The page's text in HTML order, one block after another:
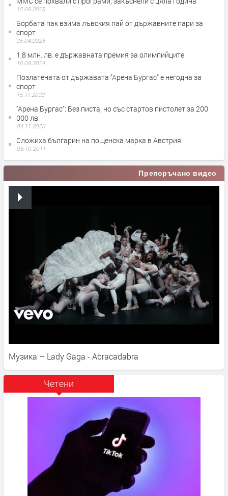
15.08.2025
Борбата пак взима лъвския пай от държавните пари за
спорт
25.04.2025
1,8 млн. лв. е държавната премия за олимпийците
16.08.2024
Позлатената от държавата "Арена Бургас" е негодна за
спорт
15.11.2023
"Арена Бургас": Без писта, но със стартов пистолет за 200
000 лв.
04.11.2020
Сложиха българин на пощенска марка в Австрия
06.10.2011
Препоръчано видео
Музика – Lady Gaga - Abracadabra
Четени